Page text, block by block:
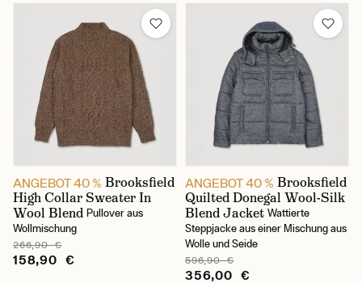
ANGEBOT 40 % Brooksfield
High Collar Sweater In
Wool Blend Pullover aus
Wollmischung
266,90 €
158,90 €
ANGEBOT 40 % Brooksfield
Quilted Donegal Wool-Silk
Blend Jacket Wattierte
Steppjacke aus einer Mischung aus
Wolle und Seide
596,90 €
356,00 €